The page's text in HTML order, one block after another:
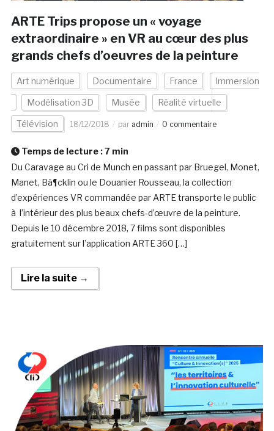
ARTE Trips propose un « voyage
extraordinaire » en VR au cœur des plus
grands chefs d’oeuvres de la peinture
Art numérique Documentaire France Immersion
Modélisation 3D Musée Réalité virtuelle
Télévision 18/12/2018 par admin 0 commentaire
Temps de lecture :7 min
Du Caravage au Cri de Munch en passant par Bruegel, Monet,
Manet, Bà¶cklin ou le Douanier Rousseau, la collection
d’expériences VR commandée par ARTE transporte le public
à l’intérieur des plus beaux chefs-d’œuvre de la peinture.
Depuis le 10 décembre 2018, 7 films sont disponibles
gratuitement sur l’application ARTE 360 […]
Lire la suite →